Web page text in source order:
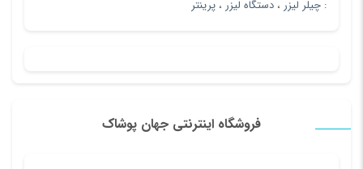
: چیلر لیزر ، دستگاه لیزر ، پرینتر
فروشگاه اینترنتی جهان پوشاک